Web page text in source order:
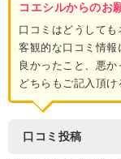
コエシルからのお
口コミはどうしても
客観的な口コミ情報
良かったこと、悪か
どちらもご記入頂
口コミ投稿